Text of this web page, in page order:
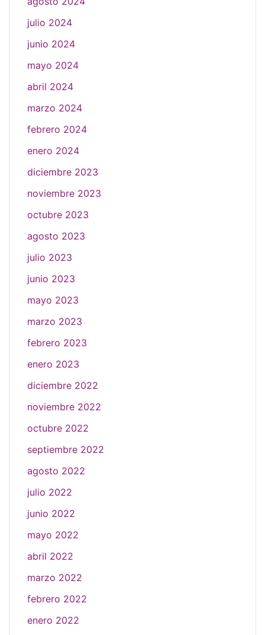
julio 2024
junio 2024
mayo 2024
abril 2024
marzo 2024
febrero 2024
enero 2024
diciembre 2023
noviembre 2023
octubre 2023
agosto 2023
julio 2023
junio 2023
mayo 2023
marzo 2023
febrero 2023
enero 2023
diciembre 2022
noviembre 2022
octubre 2022
septiembre 2022
agosto 2022
julio 2022
junio 2022
mayo 2022
abril 2022
marzo 2022
febrero 2022
enero 2022